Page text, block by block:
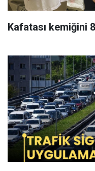
Kafatası kemiğini